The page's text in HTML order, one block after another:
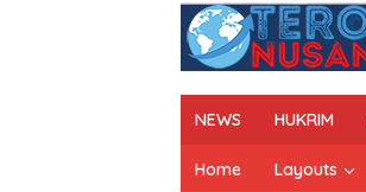
NEWS HUKRIM
Home Layouts